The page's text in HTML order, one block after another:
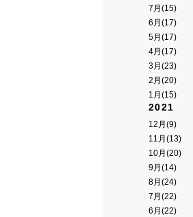
7月(15)
6月(17)
5月(17)
4月(17)
3月(23)
2月(20)
1月(15)
2021
12月(9)
11月(13)
10月(20)
9月(14)
8月(24)
7月(22)
6月(22)